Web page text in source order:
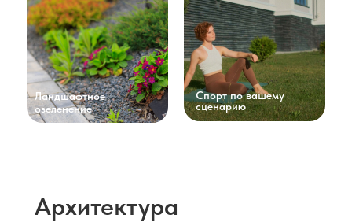
Спорт по вашему
сценарию
Ландшафтное
озеленение
Архитектура